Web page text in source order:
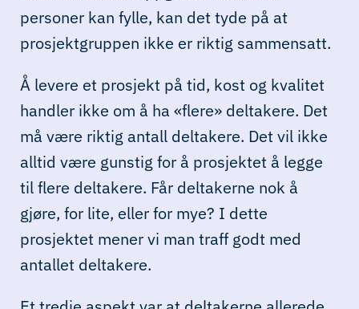
personer kan fylle, kan det tyde på at
prosjektgruppen ikke er riktig sammensatt.
Å levere et prosjekt på tid, kost og kvalitet
handler ikke om å ha «flere» deltakere. Det
må være riktig antall deltakere. Det vil ikke
alltid være gunstig for å prosjektet å legge
til flere deltakere. Får deltakerne nok å
gjøre, for lite, eller for mye? I dette
prosjektet mener vi man traff godt med
antallet deltakere.